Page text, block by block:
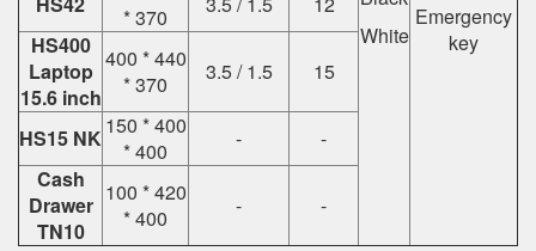
White
Emergency
key
* 370
HS400
Laptop
15.6 inch
400 * 440
* 370
3.5 / 1.5 15
HS15 NK150 * 400
* 400
-
-
Cash
Drawer
TN10
100 * 420
* 400
- -